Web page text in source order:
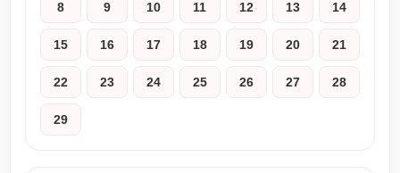
8 9 10 11 12 13 14
15 16 17 18 19 20 21
22 23 24 25 26 27 28
29